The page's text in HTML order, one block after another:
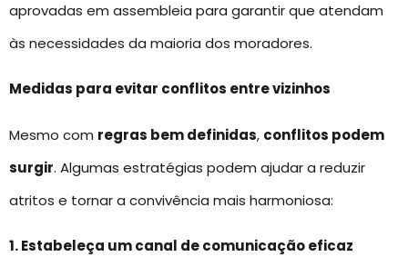
aprovadas em assembleia para garantir que atendam
às necessidades da maioria dos moradores.
Medidas para evitar conflitos entre vizinhos
Mesmo com regras bem definidas, conflitos podem
surgir. Algumas estratégias podem ajudar a reduzir
atritos e tornar a convivência mais harmoniosa:
1. Estabeleça um canal de comunicação eficaz